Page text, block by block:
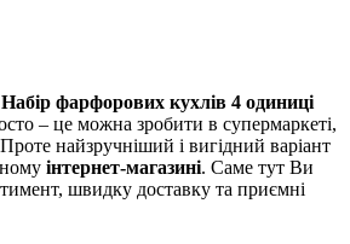
фарфорових кухлів 4 одиниці
– це можна зробити в супермаркеті,
найзручніший і вигідний варіант
інтернет-магазині. Саме тут Ви
швидку доставку та приємні